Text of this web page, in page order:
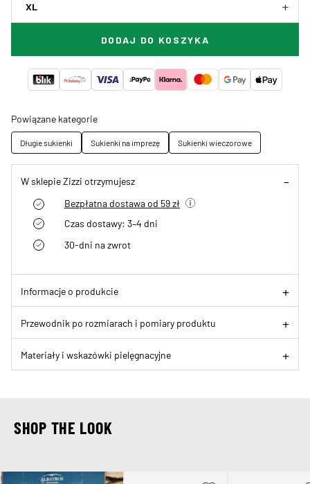
XL
DODAJ DO KOSZYKA
Powiązane kategorie
Długie sukienki Sukienki na imprezę Sukienki wieczorowe
W sklepie Zizzi otrzymujesz
Bezpłatna dostawa od 59 zł
Czas dostawy: 3–4 dni
30-dni na zwrot
Informacje o produkcie
Przewodnik po rozmiarach i pomiary produktu
Materiały i wskazówki pielęgnacyjne
SHOP THE LOOK